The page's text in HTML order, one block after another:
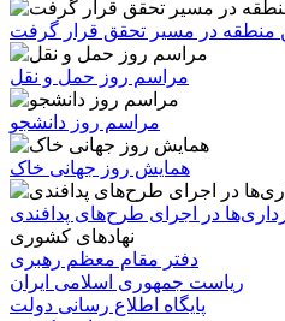
منطقه در مسیر تحقق قرار گرفت
مراسم روز حمل و نقل
مراسم روز دانشجو
همایش روز جهانی خاک
در اجرای طرح‌های پدافندی
نهادهای کشوری
دفتر مقام معظم رهبری
ریاست جمهوری اسلامی ایران
پایگاه اطلاع رسانی دولت